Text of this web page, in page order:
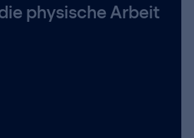
physische Arbeit